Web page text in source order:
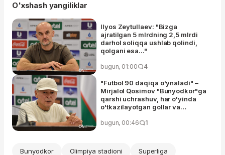
O'xshash yangiliklar
Ilyos Zeytullaev: "Bizga
ajratilgan 5 mlrdning 2,5 mlrdi
darhol soliqqa ushlab qolindi,
qolgani esa..."
bugun, 01:00 4
"Futbol 90 daqiqa o'ynaladi" –
Mirjalol Qosimov "Bunyodkor"ga
qarshi uchrashuv, har o'yinda
o'tkazilayotgan gollar va
bugun, 00:46 1
Bunyodkor Olimpiya stadioni
Superliga